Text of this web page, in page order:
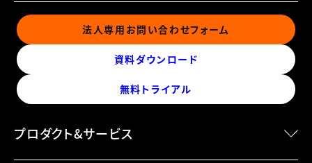
法人専用お問い合わせフォーム
資料ダウンロード
無料トライアル
プロダクト&サービス